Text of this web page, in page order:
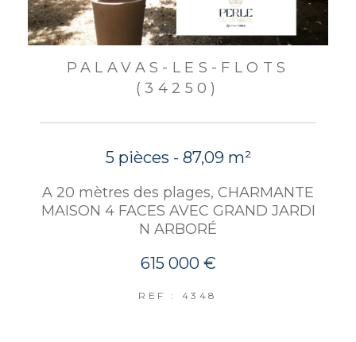
PALAVAS-LES-FLOTS
(34250)
5 pièces - 87,09 m²
A 20 mètres des plages, CHARMANTE
MAISON 4 FACES AVEC GRAND JARDI
N ARBORÉ
615 000 €
REF : 4348